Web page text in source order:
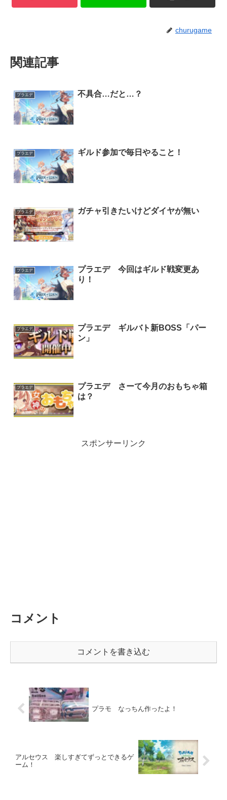
churugame
関連記事
プラエデ 不具合…だと…？
プラエデ ギルド参加で毎日やること！
プラエデ ガチャ引きたいけどダイヤが無い
プラエデ
プラエデ 今回はギルド戦変更あ
り！
プラエデ
プラエデ ギルバト新BOSS「パー
ン」
プラエデ
プラエデ さーて今月のおもちゃ箱
は？
スポンサーリンク
コメント
コメントを書き込む
プラモ なっちん作ったよ！
アルセウス 楽しすぎてずっとできるゲ
ーム！